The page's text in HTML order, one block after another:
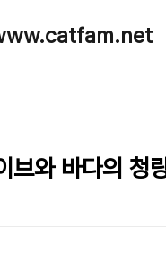
와 바다의 청